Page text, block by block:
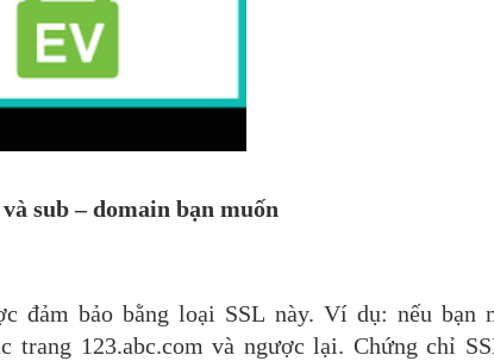
sub – domain bạn muốn
đảm bảo bằng loại SSL này. Ví dụ: nếu bạn
trang 123.abc.com và ngược lại. Chứng chỉ